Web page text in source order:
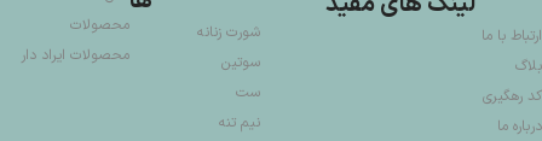
ارتباط با ما
بلاگ
کد رهگیری
درباره ما
شورت زنانه
سوتین
ست
نیم تنه
محصولات
محصولات ایراد دار